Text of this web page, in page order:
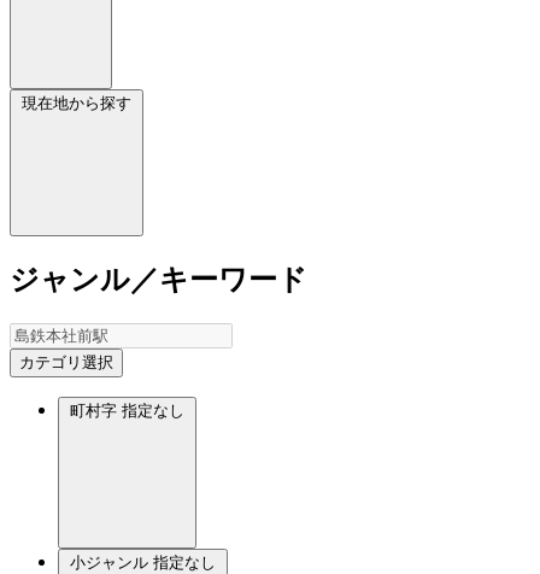
現在地から探す
ジャンル／キーワード
カテゴリ選択
町村字 指定なし
小ジャンル 指定なし